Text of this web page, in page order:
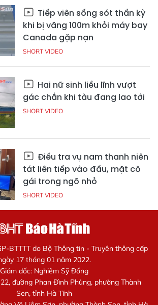
Tiếp viên sống sót thần kỳ
khi bị văng 100m khỏi máy bay
Canada gặp nạn
SHORT VIDEO
Hai nữ sinh liều lĩnh vượt
gác chắn khi tàu đang lao tới
SHORT VIDEO
Điều tra vụ nam thanh niên
tát liên tiếp vào đầu, mặt cô
gái trong ngõ nhỏ
SHORT VIDEO
BTTTT do Bộ Thông tin - Truyền thông cấp
17 tháng 01 năm 2022.
Giám đốc: Nghiêm Sỹ Đống
đường Phan Đình Phùng, phường Thành
Sen, tỉnh Hà Tĩnh